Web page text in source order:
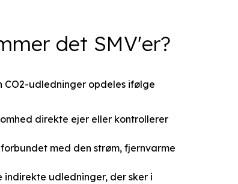
det SMV'er?
CO2-udledninger opdeles ifølge
direkte ejer eller kontrollerer
forbundet med den strøm, fjernvarme
indirekte udledninger, der sker i